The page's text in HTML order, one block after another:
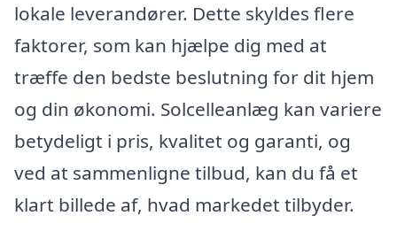
lokale leverandører. Dette skyldes flere
faktorer, som kan hjælpe dig med at
træffe den bedste beslutning for dit hjem
og din økonomi. Solcelleanlæg kan variere
betydeligt i pris, kvalitet og garanti, og
ved at sammenligne tilbud, kan du få et
klart billede af, hvad markedet tilbyder.